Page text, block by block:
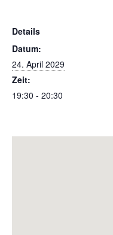
Details
Datum:
24. April 2029
Zeit:
19:30 - 20:30